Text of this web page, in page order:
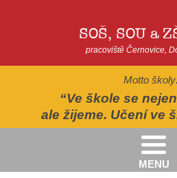
MENU
Motto
Ve škole se
ale žijeme. Učení ve
SOŠ, SOU a
pracoviště Černovice,